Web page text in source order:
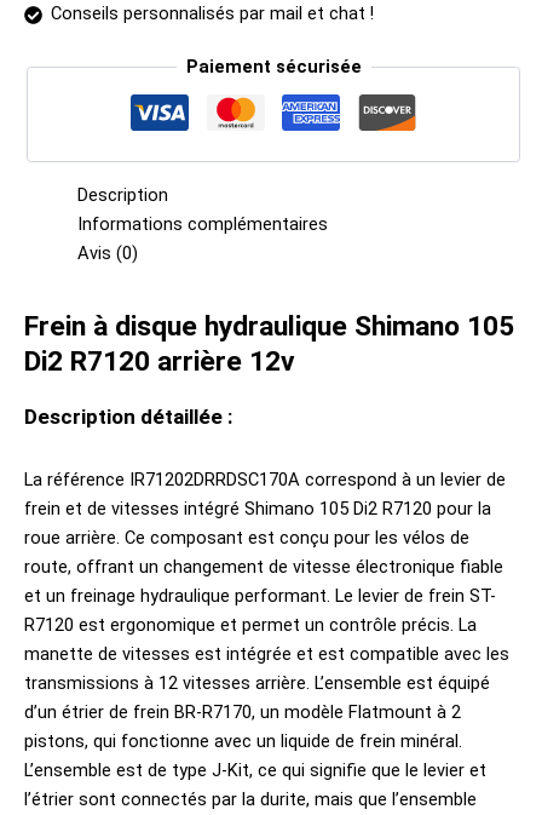
Conseils personnalisés par mail et chat !
Paiement sécurisée
Description
Informations complémentaires
Avis (0)
Frein à disque hydraulique Shimano 105
Di2 R7120 arrière 12v
Description détaillée :
La référence IR71202DRRDSC170A correspond à un levier de
frein et de vitesses intégré Shimano 105 Di2 R7120 pour la
roue arrière. Ce composant est conçu pour les vélos de
route, offrant un changement de vitesse électronique fiable
et un freinage hydraulique performant. Le levier de frein ST-
R7120 est ergonomique et permet un contrôle précis. La
manette de vitesses est intégrée et est compatible avec les
transmissions à 12 vitesses arrière. L’ensemble est équipé
d’un étrier de frein BR-R7170, un modèle Flatmount à 2
pistons, qui fonctionne avec un liquide de frein minéral.
L’ensemble est de type J-Kit, ce qui signifie que le levier et
l’étrier sont connectés par la durite, mais que l’ensemble